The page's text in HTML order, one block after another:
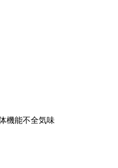
機能不全気味